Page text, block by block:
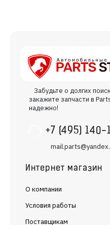
RENAULT
SAAB
SKODA4
SWAG 1
1
VOLVO1
Забудьте о долгих
закажите запчасти в
надежно!
+7 (495) 140-
Интернет магазин
О компании
Условия работы
Поставщикам